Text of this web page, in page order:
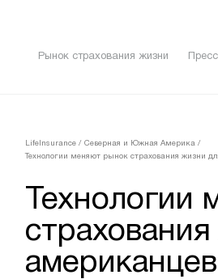
Рынок страхования жизни
LifeInsurance / Северная и Южная Америка /
Технологии меняют рынок страхования жизни
американцев